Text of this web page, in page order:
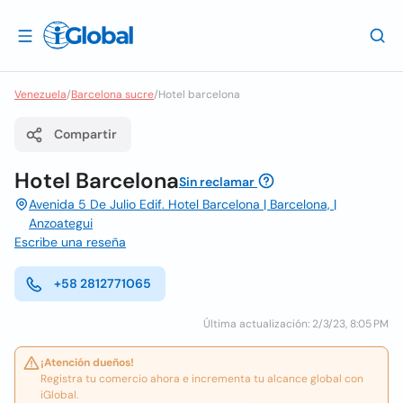
Venezuela/Barcelona sucre/Hotel barcelona
Compartir
Hotel BarcelonaSin reclamar
Avenida 5 De Julio Edif. Hotel Barcelona | Barcelona, |
Anzoategui
Escribe una reseña
+58 2812771065
Última actualización: 2/3/23, 8:05 PM
¡Atención dueños!
Registra tu comercio ahora e incrementa tu alcance global con
iGlobal.